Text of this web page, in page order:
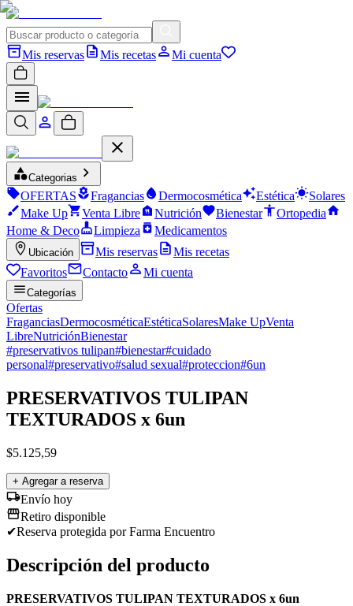
Mis reservas Mis recetas Mi cuenta
Categorias
OFERTAS Fragancias Dermocosmética Estética
Solares
Make Up
Venta Libre Nutrición Bienestar
Ortopedia
Home & Deco
Limpieza Medicamentos
Ubicación Mis reservas
Mis recetas
Favoritos
Contacto Mi cuenta
Categorías
Ofertas
FraganciasDermocosméticaEstéticaSolaresMake UpVenta
LibreNutriciónBienestar
#preservativos tulipan#bienestar#cuidado
personal#preservativo#salud sexual#proteccion#6un
PRESERVATIVOS TULIPAN
TEXTURADOS x 6un
$5.125,59
+ Agregar a reserva
Envío hoy
Retiro disponible
✔Reserva protegida por Farma Encuentro
Descripción del producto
PRESERVATIVOS TULIPAN TEXTURADOS x 6un